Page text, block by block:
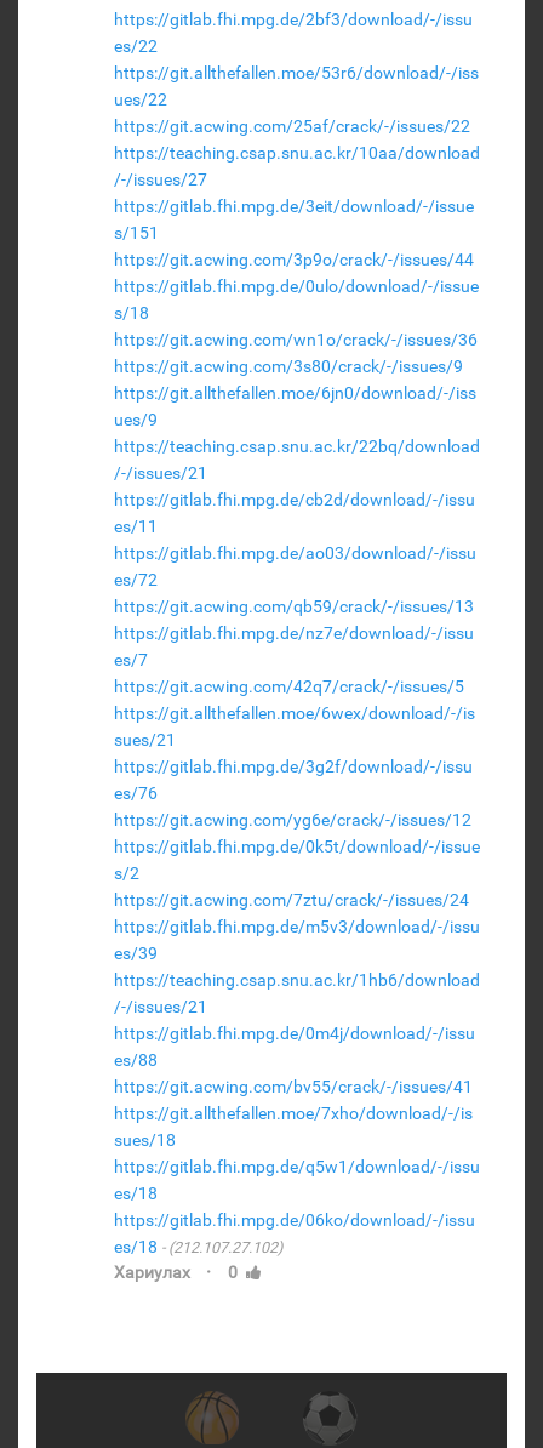
https://gitlab.fhi.mpg.de/2bf3/download/-/issu
es/22
https://git.allthefallen.moe/53r6/download/-/iss
ues/22
https://git.acwing.com/25af/crack/-/issues/22
https://teaching.csap.snu.ac.kr/10aa/download
/-/issues/27
https://gitlab.fhi.mpg.de/3eit/download/-/issue
s/151
https://git.acwing.com/3p9o/crack/-/issues/44
https://gitlab.fhi.mpg.de/0ulo/download/-/issue
s/18
https://git.acwing.com/wn1o/crack/-/issues/36
https://git.acwing.com/3s80/crack/-/issues/9
https://git.allthefallen.moe/6jn0/download/-/iss
ues/9
https://teaching.csap.snu.ac.kr/22bq/download
/-/issues/21
https://gitlab.fhi.mpg.de/cb2d/download/-/issu
es/11
https://gitlab.fhi.mpg.de/ao03/download/-/issu
es/72
https://git.acwing.com/qb59/crack/-/issues/13
https://gitlab.fhi.mpg.de/nz7e/download/-/issu
es/7
https://git.acwing.com/42q7/crack/-/issues/5
https://git.allthefallen.moe/6wex/download/-/is
sues/21
https://gitlab.fhi.mpg.de/3g2f/download/-/issu
es/76
https://git.acwing.com/yg6e/crack/-/issues/12
https://gitlab.fhi.mpg.de/0k5t/download/-/issue
s/2
https://git.acwing.com/7ztu/crack/-/issues/24
https://gitlab.fhi.mpg.de/m5v3/download/-/issu
es/39
https://teaching.csap.snu.ac.kr/1hb6/download
/-/issues/21
https://gitlab.fhi.mpg.de/0m4j/download/-/issu
es/88
https://git.acwing.com/bv55/crack/-/issues/41
https://git.allthefallen.moe/7xho/download/-/is
sues/18
https://gitlab.fhi.mpg.de/q5w1/download/-/issu
es/18
https://gitlab.fhi.mpg.de/06ko/download/-/issu
es/18
(212.107.27.102)
Хариулах · 0